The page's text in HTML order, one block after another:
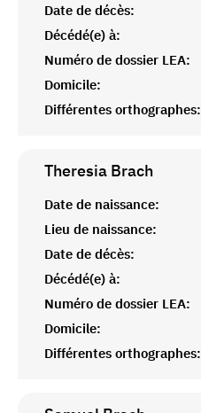
Date de décès:
Décédé(e) à:
Numéro de dossier LEA:
Domicile:
Différentes orthographes:
Theresia Brach
Date de naissance:
Lieu de naissance:
Date de décès:
Décédé(e) à:
Numéro de dossier LEA:
Domicile:
Différentes orthographes: